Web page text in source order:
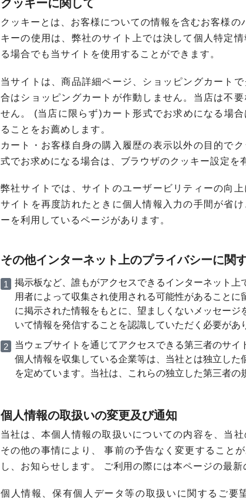
クッキーに関して
クッキーとは、お客様についての情報を含むお客様
キーの使用は、弊社のサイト上では決して個人特定
る場合でも当サイトを使用することができます。
当サイトは、商品詳細ページ、ショッピングカート
合はショッピングカートが作動しません。当店は不
せん。 (当店に限らず)カート形式でお求めになる場
ることをお薦めします。
カート・お客様自身の購入履歴の表示以外の目的で
式でお求めになる場合は、ブラウザのクッキー設定を
弊社サイトでは、サイトのユーザービリティーの向
サイトを再度訪れたときに個人情報入力の手間が省
ーを利用しているページがあります。
その他インターネット上のプライバシーに関
掲示板など、誰もがアクセスできるインターネット
用者によって収集され使用される可能性があること
に掲示された情報をもとに、望ましくないメッセー
いて情報を発信することを認識していただく必要があ
当ウェブサイトを通じてアクセスできる第三者のサ
個人情報を収集している企業等は、当社とは独立し
を定めています。当社は、これらの独立した第三者の
個人情報の取扱いの変更及び通知
当社は、本個人情報の取扱いについての内容を、当
その他の事情により、 事前の予告なく変更すること
し、お知らせします。 ご利用の際には本ページの最新
個人情報、保有個人データ等の取扱いに関するご要